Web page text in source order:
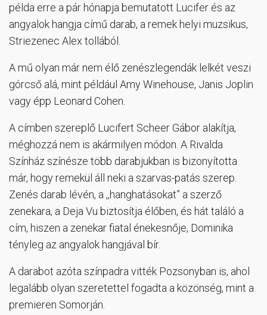
példa erre a pár hónapja bemutatott Lucifer és az
angyalok hangja című darab, a remek helyi muzsikus,
Striezenec Alex tollából.
A mű olyan már nem élő zenészlegendák lelkét veszi
górcső alá, mint például Amy Winehouse, Janis Joplin
vagy épp Leonard Cohen.
A címben szereplő Lucifert Scheer Gábor alakítja,
méghozzá nem is akármilyen módon. A Rivalda
Színház színésze több darabjukban is bizonyította
már, hogy remekül áll neki a szarvas-patás szerep.
Zenés darab lévén, a ,,hanghatásokat” a szerző
zenekara, a Deja Vu biztosítja élőben, és hát találó a
cím, hiszen a zenekar fiatal énekesnője, Dominika
tényleg az angyalok hangjával bír.
A darabot azóta színpadra vitték Pozsonyban is, ahol
legalább olyan szeretettel fogadta a közönség, mint a
premieren Somorján.